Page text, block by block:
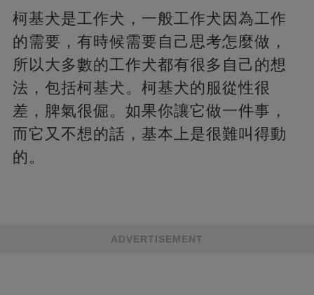
柯基犬是工作犬，一般工作犬因為工作
的需要，有時候需要自己思考怎麼做，
所以大多數的工作犬都有很多自己的想
法，包括柯基犬。柯基犬的服從性很
差，脾氣很倔。如果你讓它做一件事，
而它又不想的話，基本上是很難叫得動
的。
ADVERTISEMENT